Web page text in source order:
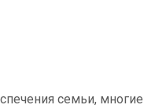
семьи, многие